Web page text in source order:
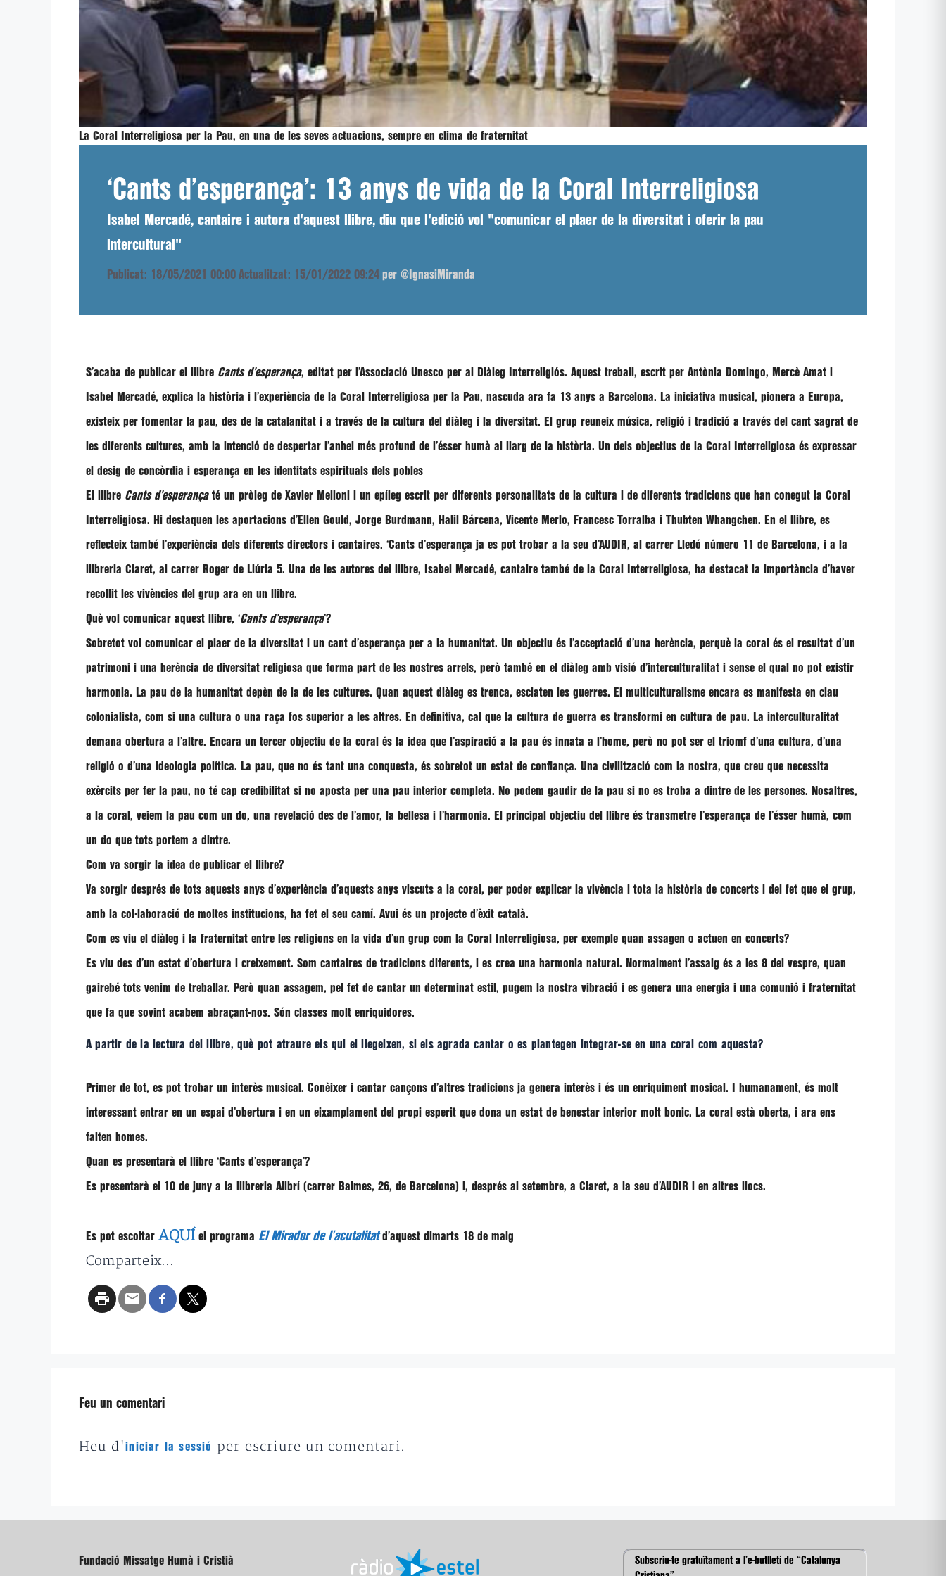
La Coral Interreligiosa per la Pau, en una de les seves actuacions, sempre en clima de fraternitat
‘Cants d’esperança’: 13 anys de vida de la Coral Interreligiosa
Isabel Mercadé, cantaire i autora d'aquest llibre, diu que l'edició vol "comunicar el plaer de la diversitat i oferir la pau
intercultural"
Publicat: 18/05/2021 00:00 Actualitzat: 15/01/2022 09:24 per @IgnasiMiranda
S’acaba de publicar el llibre Cants d’esperança, editat per l’Associació Unesco per al Diàleg Interreligiós. Aquest treball, escrit per Antònia Domingo, Mercè Amat i
Isabel Mercadé, explica la història i l’experiència de la Coral Interreligiosa per la Pau, nascuda ara fa 13 anys a Barcelona. La iniciativa musical, pionera a Europa,
existeix per fomentar la pau, des de la catalanitat i a través de la cultura del diàleg i la diversitat. El grup reuneix música, religió i tradició a través del cant sagrat de
les diferents cultures, amb la intenció de despertar l’anhel més profund de l’ésser humà al llarg de la història. Un dels objectius de la Coral Interreligiosa és expressar
el desig de concòrdia i esperança en les identitats espirituals dels pobles
El llibre Cants d’esperançaté un pròleg de Xavier Melloni i un epíleg escrit per diferents personalitats de la cultura i de diferents tradicions que han conegut la Coral
Interreligiosa. Hi destaquen les aportacions d’Ellen Gould, Jorge Burdmann, Halil Bárcena, Vicente Merlo, Francesc Torralba i Thubten Whangchen. En el llibre, es
reflecteix també l’experiència dels diferents directors i cantaires. ‘Cants d’esperança ja es pot trobar a la seu d’AUDIR, al carrer Lledó número 11 de Barcelona, i a la
llibreria Claret, al carrer Roger de Llúria 5. Una de les autores del llibre, Isabel Mercadé, cantaire també de la Coral Interreligiosa, ha destacat la importància d’haver
recollit les vivències del grup ara en un llibre.
Què vol comunicar aquest llibre, ‘Cants d’esperança’?
Sobretot vol comunicar el plaer de la diversitat i un cant d’esperança per a la humanitat. Un objectiu és l’acceptació d’una herència, perquè la coral és el resultat d’un
patrimoni i una herència de diversitat religiosa que forma part de les nostres arrels, però també en el diàleg amb visió d’interculturalitat i sense el qual no pot existir
harmonia. La pau de la humanitat depèn de la de les cultures. Quan aquest diàleg es trenca, esclaten les guerres. El multiculturalisme encara es manifesta en clau
colonialista, com si una cultura o una raça fos superior a les altres. En definitiva, cal que la cultura de guerra es transformi en cultura de pau. La interculturalitat
demana obertura a l’altre. Encara un tercer objectiu de la coral és la idea que l’aspiració a la pau és innata a l’home, però no pot ser el triomf d’una cultura, d’una
religió o d’una ideologia política. La pau, que no és tant una conquesta, és sobretot un estat de confiança. Una civilització com la nostra, que creu que necessita
exèrcits per fer la pau, no té cap credibilitat si no aposta per una pau interior completa. No podem gaudir de la pau si no es troba a dintre de les persones. Nosaltres,
a la coral, veiem la pau com un do, una revelació des de l’amor, la bellesa i l’harmonia. El principal objectiu del llibre és transmetre l’esperança de l’ésser humà, com
un do que tots portem a dintre.
Com va sorgir la idea de publicar el llibre?
Va sorgir després de tots aquests anys d’experiència d’aquests anys viscuts a la coral, per poder explicar la vivència i tota la història de concerts i del fet que el grup,
amb la col·laboració de moltes institucions, ha fet el seu camí. Avui és un projecte d’èxit català.
Com es viu el diàleg i la fraternitat entre les religions en la vida d’un grup com la Coral Interreligiosa, per exemple quan assagen o actuen en concerts?
Es viu des d’un estat d’obertura i creixement. Som cantaires de tradicions diferents, i es crea una harmonia natural. Normalment l’assaig és a les 8 del vespre, quan
gairebé tots venim de treballar. Però quan assagem, pel fet de cantar un determinat estil, pugem la nostra vibració i es genera una energia i una comunió i fraternitat
que fa que sovint acabem abraçant-nos. Són classes molt enriquidores.
A partir de la lectura del llibre, què pot atraure els qui el llegeixen, si els agrada cantar o es plantegen integrar-se en una coral com aquesta?
Primer de tot, es pot trobar un interès musical. Conèixer i cantar cançons d’altres tradicions ja genera interès i és un enriquiment mosical. I humanament, és molt
interessant entrar en un espai d’obertura i en un eixamplament del propi esperit que dona un estat de benestar interior molt bonic. La coral està oberta, i ara ens
falten homes.
Quan es presentarà el llibre ‘Cants d’esperança’?
Es presentarà el 10 de juny a la llibreria Alibrí (carrer Balmes, 26, de Barcelona) i, després al setembre, a Claret, a la seu d’AUDIR i en altres llocs.
Es pot escoltar AQUÍ el programa El Mirador de l’acutalitatd’aquest dimarts 18 de maig
Comparteix...
Feu un comentari
Heu d'iniciar la sessió per escriure un comentari.
Fundació Missatge Humà i Cristià
Subscriu-te gratuïtament a l’e-butlletí de “Catalunya